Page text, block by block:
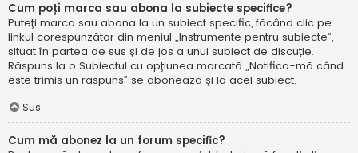
Cum poți marca sau abona la subiecte specifice?
Puteți marca sau abona la un subiect specific, făcând clic pe
linkul corespunzător din meniul „Instrumente pentru subiecte”,
situat în partea de sus și de jos a unui subiect de discuție.
Răspuns la o Subiectul cu opțiunea marcată „Notifica-mă când
este trimis un răspuns” se abonează și la acel subiect.
Sus
Cum mă abonez la un forum specific?